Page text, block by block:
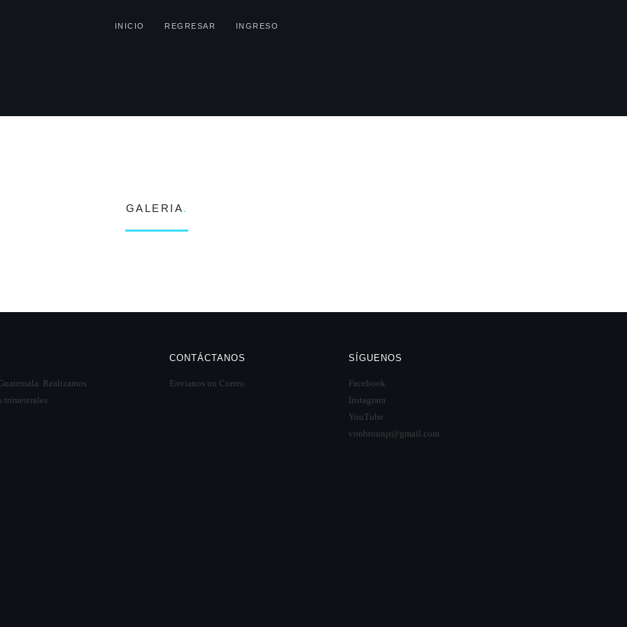
INICIO REGRESAR INGRESO
GALERIA.
Realizamos
trimestrales.
CONTÁCTANOS
Envianos un Correo
SÍGUENOS
Facebook
Instagram
YouTube
vonbrounjr@gmail.com